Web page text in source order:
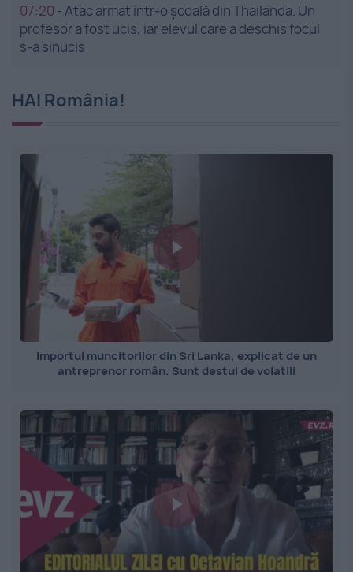
07:20 -Atac armat într-o școală din Thailanda. Un
profesor a fost ucis, iar elevul care a deschis focul
s-a sinucis
HAI România!
Importul muncitorilor din Sri Lanka, explicat de un
antreprenor român. Sunt destul de volatili